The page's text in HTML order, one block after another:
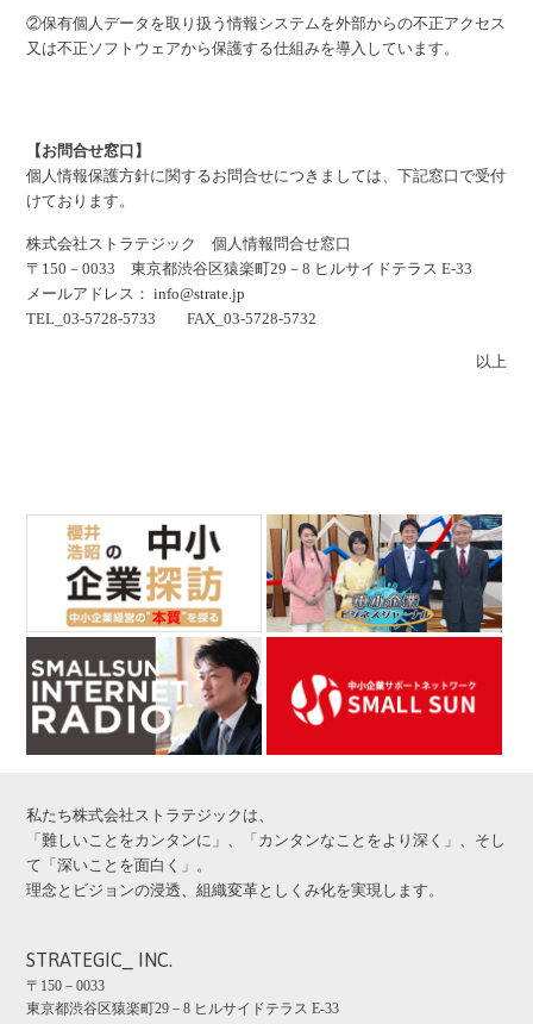
②保有個人データを取り扱う情報システムを外部からの不正アクセス
又は不正ソフトウェアから保護する仕組みを導入しています。
【お問合せ窓口】
個人情報保護方針に関するお問合せにつきましては、下記窓口で受付
けております。
株式会社ストラテジック 個人情報問合せ窓口
〒150－0033 東京都渋谷区猿楽町29－8 ヒルサイドテラス E-33
メールアドレス：info@strate.jp
TEL_03-5728-5733 FAX_03-5728-5732
以上
私たち株式会社ストラテジックは、
「難しいことをカンタンに」、「カンタンなことをより深く」、そし
て「深いことを面白く」。
理念とビジョンの浸透、組織変革としくみ化を実現します。
STRATEGIC_ INC.
〒150－0033
東京都渋谷区猿楽町29－8 ヒルサイドテラス E-33